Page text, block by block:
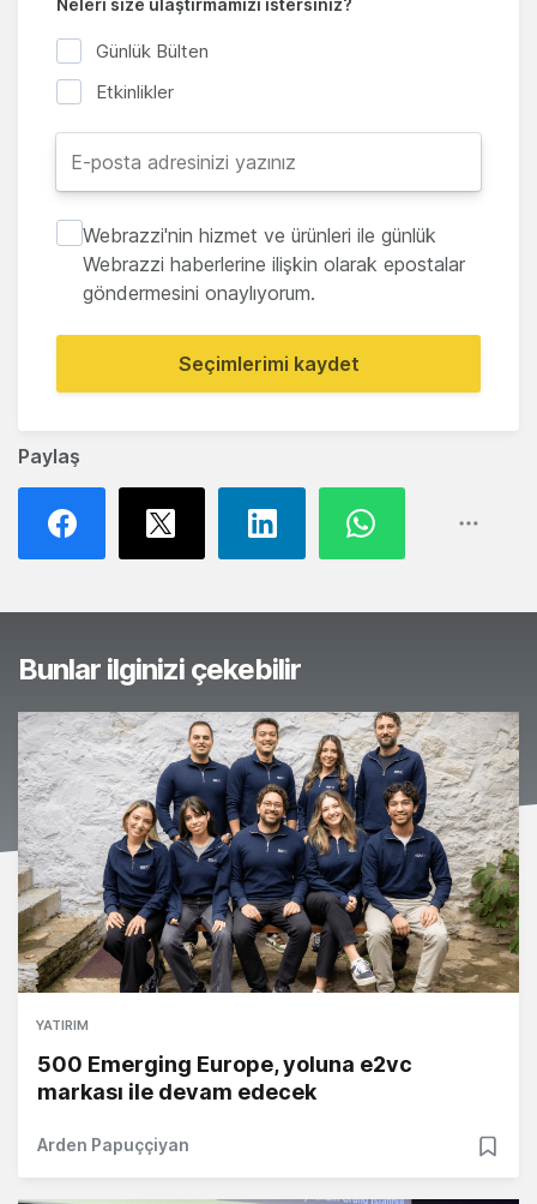
Paylaş
Neleri size ulaştırmamızı istersiniz?
Günlük Bülten
Etkinlikler
Webrazzi'nin hizmet ve ürünleri ile günlük
Webrazzi haberlerine ilişkin olarak epostalar
göndermesini onaylıyorum.
Seçimlerimi kaydet
Bunlar ilginizi çekebilir
YATIRIM
500 Emerging Europe, yoluna e2vc
markası ile devam edecek
Arden Papuççiyan